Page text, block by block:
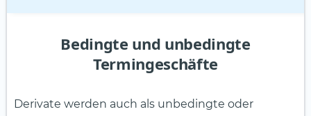
Bedingte und unbedingte
Termingeschäfte
Derivate werden auch als unbedingte oder